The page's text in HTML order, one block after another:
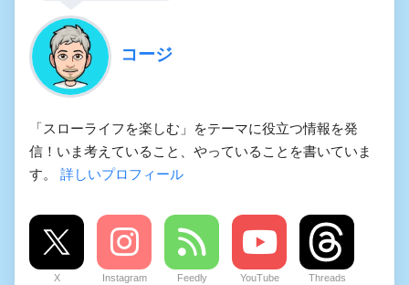
コージ
「スローライフを楽しむ」をテーマに役立つ情報を発
信！いま考えていること、やっていることを書いていま
す。 詳しいプロフィール
X Instagram Feedly YouTube Threads